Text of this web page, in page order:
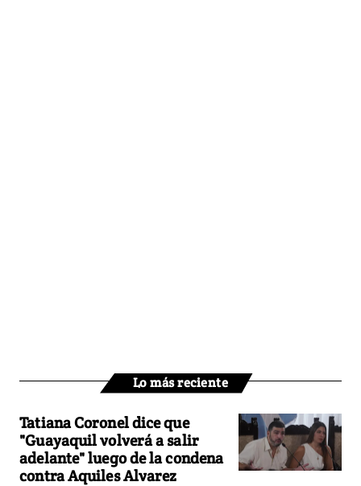
Lo más reciente
Tatiana Coronel dice que
"Guayaquil volverá a salir
adelante" luego de la condena
contra Aquiles Alvarez